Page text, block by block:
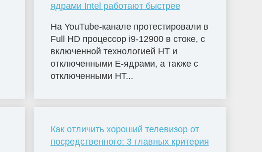
ядрами Intel работают быстрее
На YouTube-канале протестировали в
Full HD процессор i9-12900 в стоке, с
включенной технологией HT и
отключенными E-ядрами, а также с
отключенными HT...
Как отличить хороший телевизор от
посредственного: 3 главных критерия